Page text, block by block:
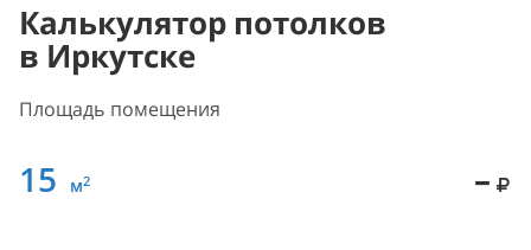
Калькулятор потолков
в Иркутске
Площадь помещения
15 м2 –